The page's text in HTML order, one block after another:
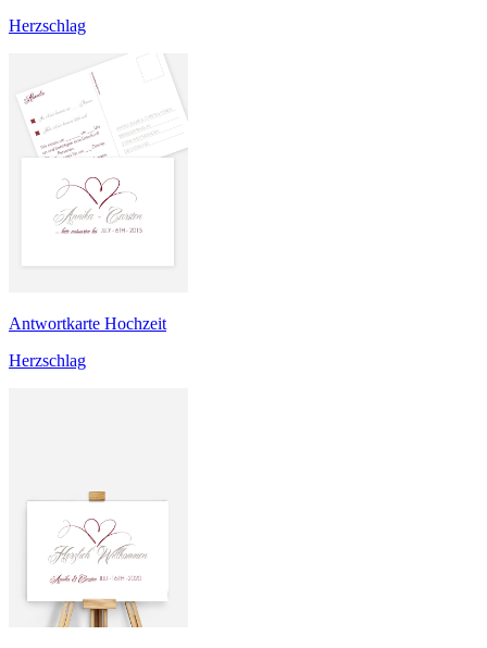
Herzschlag
Antwortkarte Hochzeit
Herzschlag